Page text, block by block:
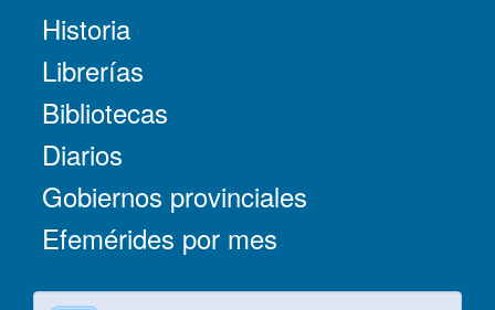
Historia
Librerías
Bibliotecas
Diarios
Gobiernos provinciales
Efemérides por mes